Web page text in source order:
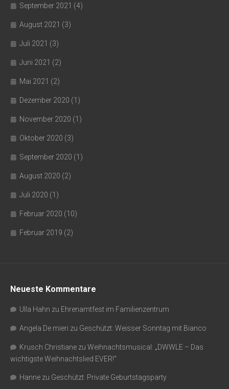
September 2021 (4)
August 2021 (3)
Juli 2021 (3)
Juni 2021 (2)
Mai 2021 (2)
Dezember 2020 (1)
November 2020 (1)
Oktober 2020 (3)
September 2020 (1)
August 2020 (2)
Juli 2020 (1)
Februar 2020 (10)
Februar 2019 (2)
Neueste Kommentare
Ulla Hahn zu Ehrenamtfest im Familienzentrum
Angela De mieri zu Geschützt: Weisser Sonntag mit Bianco
Krusch Christiane zu Weihnachtsmusical: „DWWLE – Das
wichtigste Weihnachtslied EVER!“
Hanne zu Geschützt: Private Geburtstagsparty